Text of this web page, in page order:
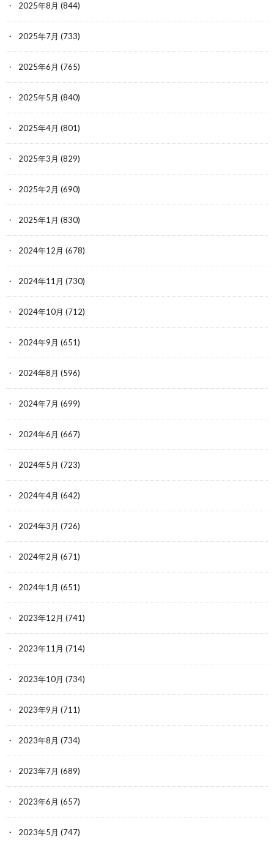
2025年8月 (844)
2025年7月 (733)
2025年6月 (765)
2025年5月 (840)
2025年4月 (801)
2025年3月 (829)
2025年2月 (690)
2025年1月 (830)
2024年12月 (678)
2024年11月 (730)
2024年10月 (712)
2024年9月 (651)
2024年8月 (596)
2024年7月 (699)
2024年6月 (667)
2024年5月 (723)
2024年4月 (642)
2024年3月 (726)
2024年2月 (671)
2024年1月 (651)
2023年12月 (741)
2023年11月 (714)
2023年10月 (734)
2023年9月 (711)
2023年8月 (734)
2023年7月 (689)
2023年6月 (657)
2023年5月 (747)